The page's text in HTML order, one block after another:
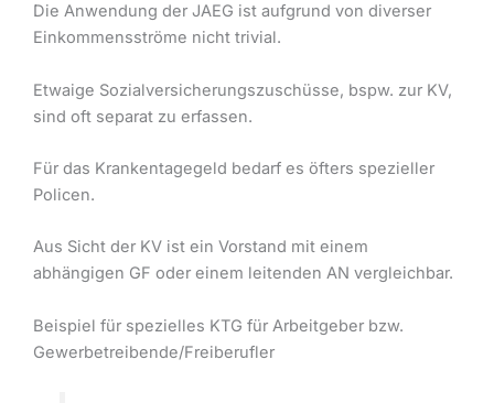
Die Anwendung der JAEG ist aufgrund von diverser
Einkommensströme nicht trivial.
Etwaige Sozialversicherungszuschüsse, bspw. zur KV,
sind oft separat zu erfassen.
Für das Krankentagegeld bedarf es öfters spezieller
Policen.
Aus Sicht der KV ist ein Vorstand mit einem
abhängigen GF oder einem leitenden AN vergleichbar.
Beispiel für spezielles KTG für Arbeitgeber bzw.
Gewerbetreibende/Freiberufler